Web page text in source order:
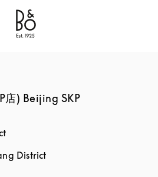
& Olufsen - Exist to Create
店) Beijing SKP
District